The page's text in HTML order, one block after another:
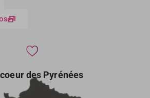
des Pyrénées